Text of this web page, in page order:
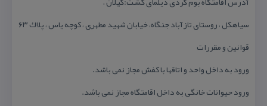
سیاهكل ، روستای تازآباد جنگاه، خیابان شهید مطهری ، كوچه یاس ، پلاك ۶۳
قوانین و مقررات
ورود به داخل واحد و اتاقها با كفش مجاز نمی باشد.
ورود حیوانات خانگی به داخل اقامتگاه مجاز نمی باشد.